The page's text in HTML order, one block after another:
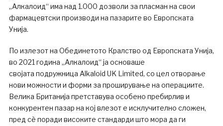
„Алкалоид“ има над 1.000 дозволи за пласман на свои
фармацевтски производи на пазарите во Европската
Унија.
По излезот на Обединетото Кралство од Европската Унија,
во 2021 година „Алкалоид“ ја основаше
својата подружница Alkaloid UK Limited, со цел отворање
нови можности и форми за проширување на операциите.
Велика Британија претставува особено пребирлив и
конкурентен пазар на кој влезот е исклучително сложен,
пред сѐ поради високите стандарди што мора да ги